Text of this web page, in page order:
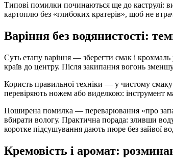
Типові помилки починаються ще до каструлі:
картоплю без «глибоких кратерів», щоб не
Варіння без водянистості:
Суть етапу варіння — зберегти смак і
країв до центру. Після закипання вогонь
Користь правильної техніки — у чистому смаку
перевіряють ножем або виделкою: інструмент
Поширена помилка — переварювання «про
вбирати вологу. Практична порада: зливши
коротке підсушування дають пюре без зайвої
Кремовість і аромат: